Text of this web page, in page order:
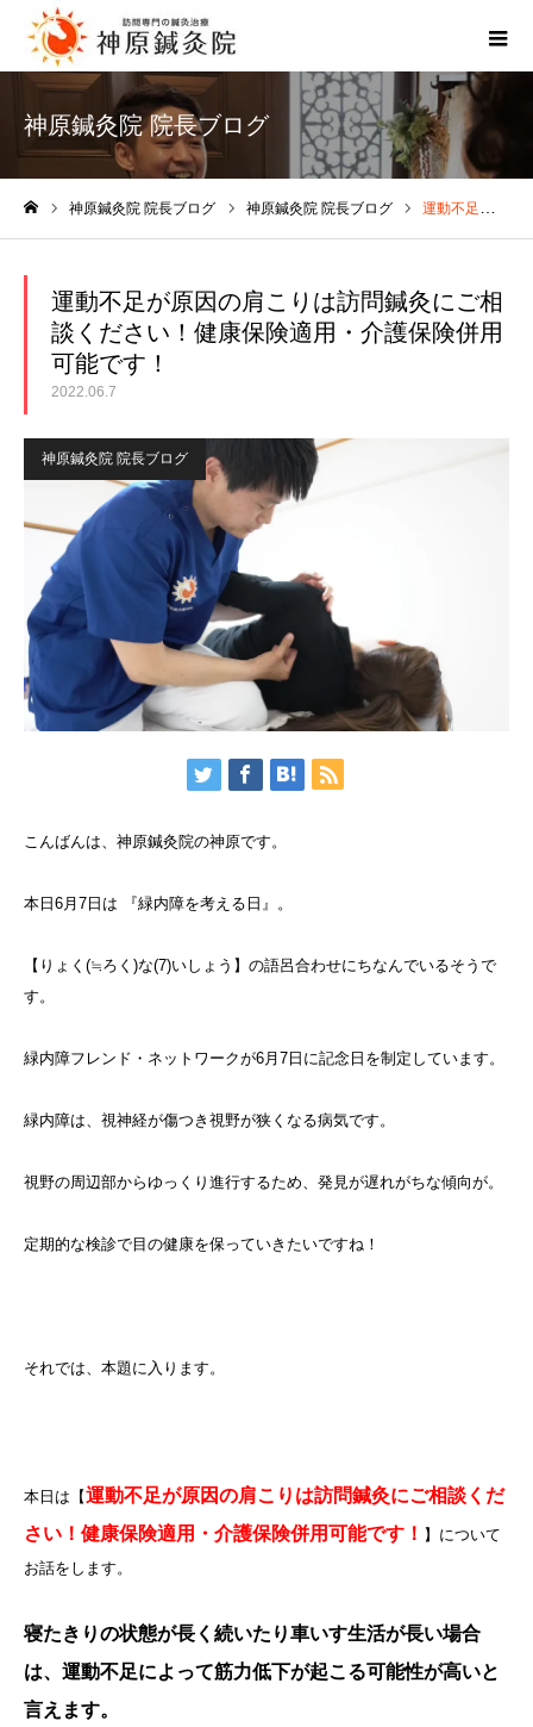
神原鍼灸院 院長ブログ
神原鍼灸院 院長ブログ 神原鍼灸院 院長ブログ 運動不足が原因の肩こりは訪問鍼灸にご相談ください！健康保険適用・介護保険併用可能です！
運動不足が原因の肩こりは訪問鍼灸にご相
談ください！健康保険適用・介護保険併用
可能です！
2022.06.7
神原鍼灸院 院長ブログ
こんばんは、神原鍼灸院の神原です。
本日6月7日は 『緑内障を考える日』。
【りょく(≒ろく)な(7)いしょう】の語呂合わせにちなんでいるそうで
す。
緑内障フレンド・ネットワークが6月7日に記念日を制定しています。
緑内障は、視神経が傷つき視野が狭くなる病気です。
視野の周辺部からゆっくり進行するため、発見が遅れがちな傾向が。
定期的な検診で目の健康を保っていきたいですね！
それでは、本題に入ります。
本日は【運動不足が原因の肩こりは訪問鍼灸にご相談くだ
さい！健康保険適用・介護保険併用可能です！ 】について
お話をします。
寝たきりの状態が長く続いたり車いす生活が長い場合
は、運動不足によって筋力低下が起こる可能性が高いと
言えます。